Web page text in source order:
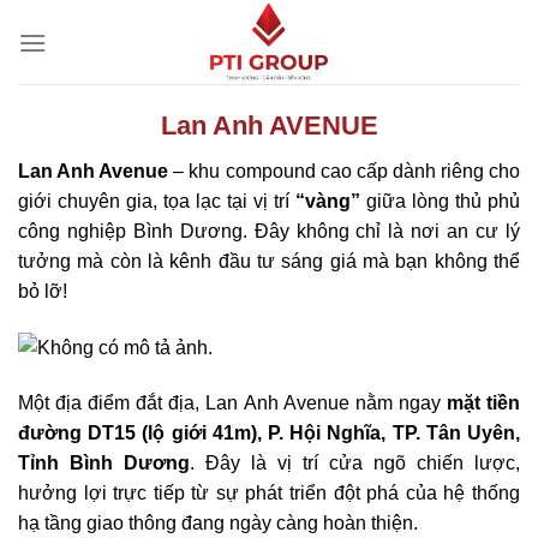
đến
Lan Anh AVENUE
Lan Anh Avenue – khu compound cao cấp dành riêng cho
giới chuyên gia, tọa lạc tại vị trí “vàng” giữa lòng thủ phủ
công nghiệp Bình Dương. Đây không chỉ là nơi an cư lý
tưởng mà còn là kênh đầu tư sáng giá mà bạn không thể
bỏ lỡ!
Một địa điểm đắt địa, Lan Anh Avenue nằm ngay mặt tiền
đường DT15 (lộ giới 41m), P. Hội Nghĩa, TP. Tân Uyên,
Tỉnh Bình Dương. Đây là vị trí cửa ngõ chiến lược,
hưởng lợi trực tiếp từ sự phát triển đột phá của hệ thống
hạ tầng giao thông đang ngày càng hoàn thiện.